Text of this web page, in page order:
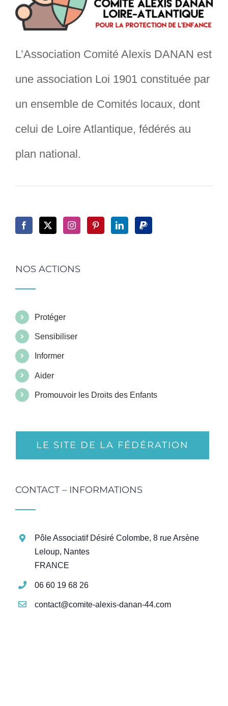
L’Association Comité Alexis DANAN est
une association Loi 1901 constituée par
un ensemble de Comités locaux, dont
celui de Loire Atlantique, fédérés au
plan national.
NOS ACTIONS
Protéger
Sensibiliser
Informer
Aider
Promouvoir les Droits des Enfants
LE SITE DE LA FÉDÉRATION
CONTACT – INFORMATIONS
Pôle Associatif Désiré Colombe, 8 rue Arsène
Leloup, Nantes
FRANCE
06 60 19 68 26
contact@comite-alexis-danan-44.com